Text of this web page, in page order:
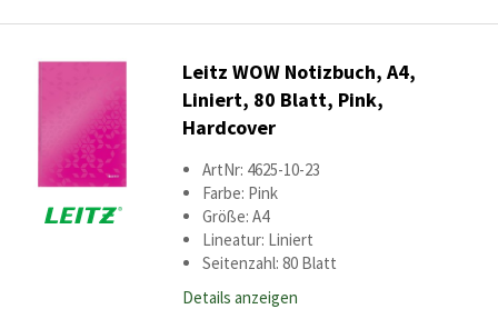
Leitz WOW Notizbuch, A4,
Liniert, 80 Blatt, Pink,
Hardcover
ArtNr: 4625-10-23
Farbe: Pink
Größe: A4
Lineatur: Liniert
Seitenzahl: 80 Blatt
Details anzeigen